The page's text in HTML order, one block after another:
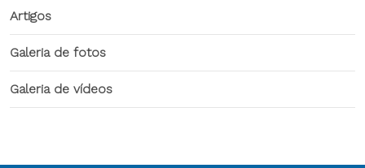
Artigos
Galeria de fotos
Galeria de vídeos